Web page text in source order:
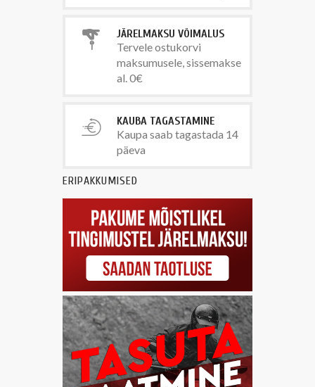
JÄRELMAKSU VÕIMALUS
Tervele ostukorvi
maksumusele, sissemakse
al. 0€
KAUBA TAGASTAMINE
Kaupa saab tagastada 14
päeva
ERIPAKKUMISED